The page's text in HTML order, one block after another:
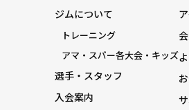
ジムについて
トレーニング
アマ・スパー各大会・キッズ
選手・スタッフ
入会案内